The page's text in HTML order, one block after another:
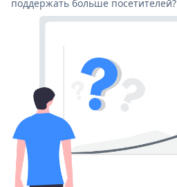
поддержать больше посетителей?